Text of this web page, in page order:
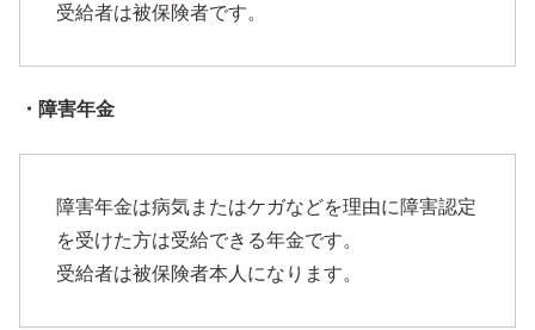
受給者は被保険者です。
・障害年金
障害年金は病気またはケガなどを理由に障害認定
を受けた方は受給できる年金です。
受給者は被保険者本人になります。